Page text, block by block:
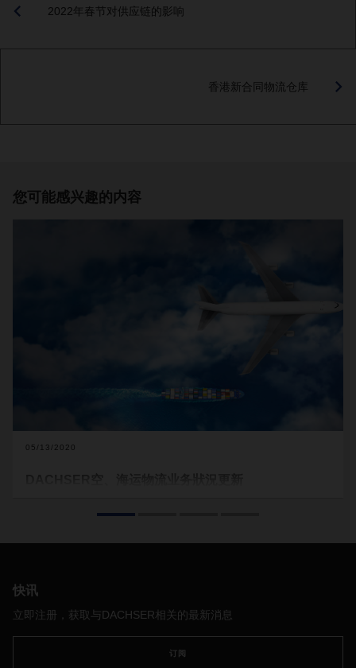
2022年春节对供应链的影响
香港新合同物流仓库
您可能感兴趣的内容
05/13/2020
发生变化，因此所附文件将定期更新并发布在我们的网站上。
对于疫情蔓延给客户带来的不便，我们深表歉意。在
机场或海关当局的情况可能会导致延误。此外，由于目前基本
快讯
立即注册，获取与DACHSER相关的最新消息
订阅